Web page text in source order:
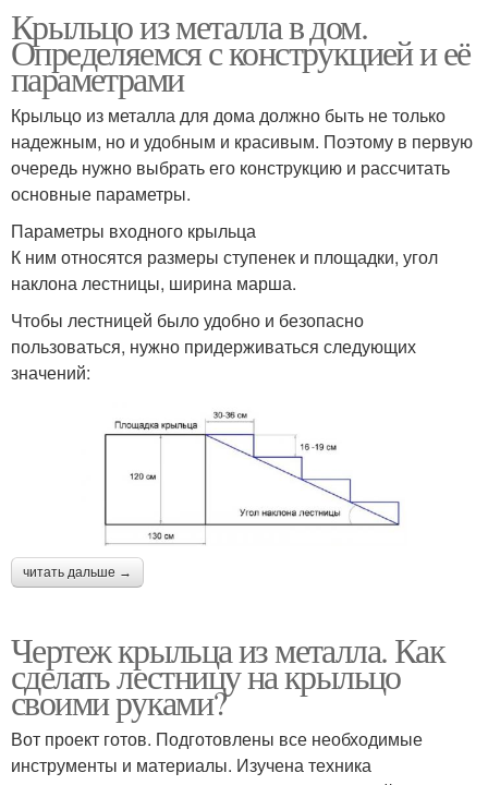
Крыльцо из металла в дом.
Определяемся с конструкцией и её
параметрами
Крыльцо из металла для дома должно быть не только
надежным, но и удобным и красивым. Поэтому в первую
очередь нужно выбрать его конструкцию и рассчитать
основные параметры.
Параметры входного крыльца
К ним относятся размеры ступенек и площадки, угол
наклона лестницы, ширина марша.
Чтобы лестницей было удобно и безопасно
пользоваться, нужно придерживаться следующих
значений:
читать дальше →
Чертеж крыльца из металла. Как
сделать лестницу на крыльцо
своими руками?
Вот проект готов. Подготовлены все необходимые
инструменты и материалы. Изучена техника